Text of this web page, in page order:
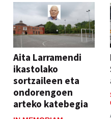
Aita Larramendi
ikastolako
sortzaileen eta
ondorengoen
arteko katebegia